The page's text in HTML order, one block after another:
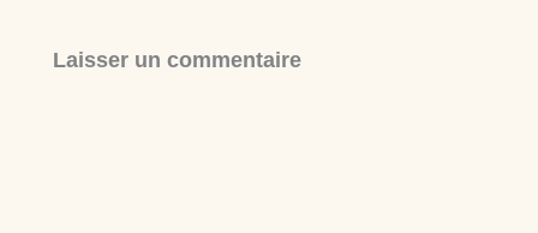
Laisser un commentaire